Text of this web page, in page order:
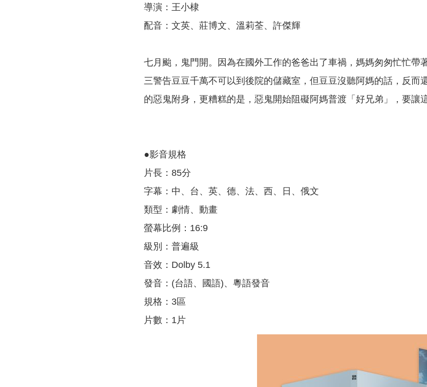
導演：王小棣
配音：文英、莊博文、溫莉荃、許傑輝
七月颱，鬼門開。因為在國外工作的爸爸出了車禍，媽媽匆匆忙忙
三警告豆豆千萬不可以到後院的儲藏室，但豆豆沒聽阿媽的話，反
的惡鬼附身，更糟糕的是，惡鬼開始阻礙阿媽普渡「好兄弟」，要
●影音規格
片長：85分
字幕：中、台、英、德、法、西、日、俄文
類型：劇情、動畫
螢幕比例：16:9
級別：普遍級
音效：Dolby 5.1
發音：(台語、國語)、粵語發音
規格：3區
片數：1片